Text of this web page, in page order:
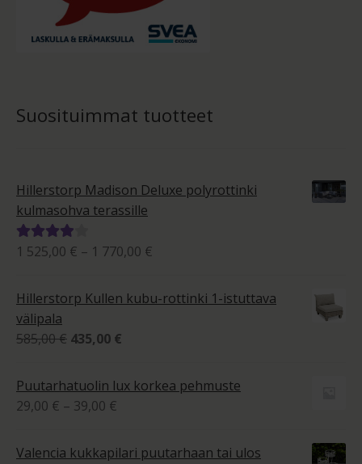
Suosituimmat tuotteet
Hillerstorp Madison Deluxe polyrottinki
kulmasohva terassille
Arvostelu
1 525,00 € – 1 770,00 €
525,00 €
Hillerstorp Kullen kubu-rottinki 1-istuttava
välipala
585,00€ Alkuperäinen
oli:
585,00 €.
435,00 €
on:
Puutarhatuolin lux korkea pehmuste
29,00 € – 39,00 €
-
Valencia kukkapilari puutarhaan tai ulos